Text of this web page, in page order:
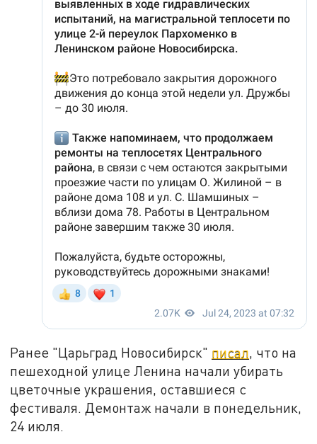
Ранее "Царьград Новосибирск" писал, что на
пешеходной улице Ленина начали убирать
цветочные украшения, оставшиеся с
фестиваля. Демонтаж начали в понедельник,
24 июля.